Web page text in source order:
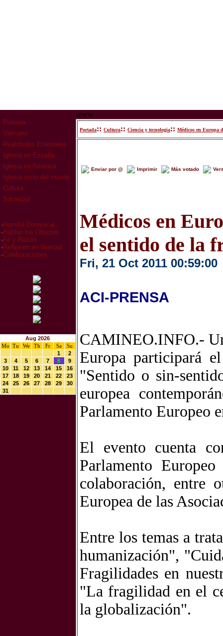
Portada
Vaticano
Realidades Eclesiales
Iglesia en España
Iglesia en América
Iglesia resto del mundo
Cultura
Sociedad
· Homilia Dominical
· Hablan los Obispos
· Fe y Razón
· Reflexion en libertad
·Colaboraciones
Aug 2026
Mo
Tu We Th Fr Sa
Su
1
2
3
4 5 6 7 8
9
10
11 12 13 14 15
16
17
18 19 20 21 22
23
24
25 26 27 28 29
30
31
www
Portada:: Cultura:: Ciencia y tecnologia:: Médicos en Europa
Enviar por @ Imprimir Más votado
Médicos en
el sentido de la
Fri, 21 Oct 2011 00:59:00
ACI-PRENSA
CAMINEO.INFO.-
Europa participará
"Sentido o sin-
europea
Parlamento Europeo
El evento cuenta
Parlamento
colaboración, entre
Europea de las
Entre los temas a
humanización",
Fragilidades en
"La fragilidad en el
la globalización".